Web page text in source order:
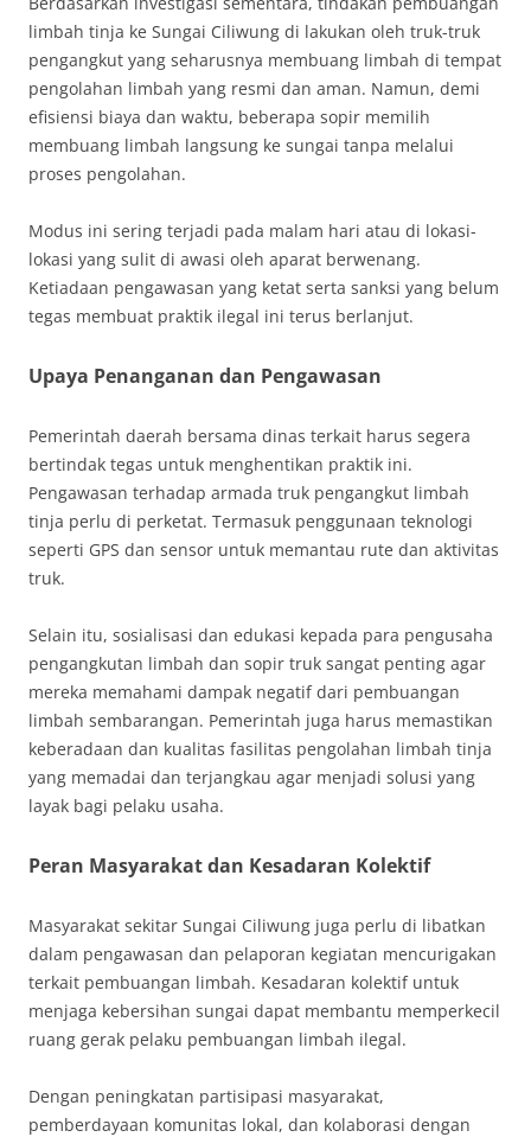
limbah tinja ke Sungai Ciliwung di lakukan oleh truk-truk
pengangkut yang seharusnya membuang limbah di tempat
pengolahan limbah yang resmi dan aman. Namun, demi
efisiensi biaya dan waktu, beberapa sopir memilih
membuang limbah langsung ke sungai tanpa melalui
proses pengolahan.
Modus ini sering terjadi pada malam hari atau di lokasi-
lokasi yang sulit di awasi oleh aparat berwenang.
Ketiadaan pengawasan yang ketat serta sanksi yang belum
tegas membuat praktik ilegal ini terus berlanjut.
Upaya Penanganan dan Pengawasan
Pemerintah daerah bersama dinas terkait harus segera
bertindak tegas untuk menghentikan praktik ini.
Pengawasan terhadap armada truk pengangkut limbah
tinja perlu di perketat. Termasuk penggunaan teknologi
seperti GPS dan sensor untuk memantau rute dan aktivitas
truk.
Selain itu, sosialisasi dan edukasi kepada para pengusaha
pengangkutan limbah dan sopir truk sangat penting agar
mereka memahami dampak negatif dari pembuangan
limbah sembarangan. Pemerintah juga harus memastikan
keberadaan dan kualitas fasilitas pengolahan limbah tinja
yang memadai dan terjangkau agar menjadi solusi yang
layak bagi pelaku usaha.
Peran Masyarakat dan Kesadaran Kolektif
Masyarakat sekitar Sungai Ciliwung juga perlu di libatkan
dalam pengawasan dan pelaporan kegiatan mencurigakan
terkait pembuangan limbah. Kesadaran kolektif untuk
menjaga kebersihan sungai dapat membantu memperkecil
ruang gerak pelaku pembuangan limbah ilegal.
Dengan peningkatan partisipasi masyarakat,
pemberdayaan komunitas lokal, dan kolaborasi dengan